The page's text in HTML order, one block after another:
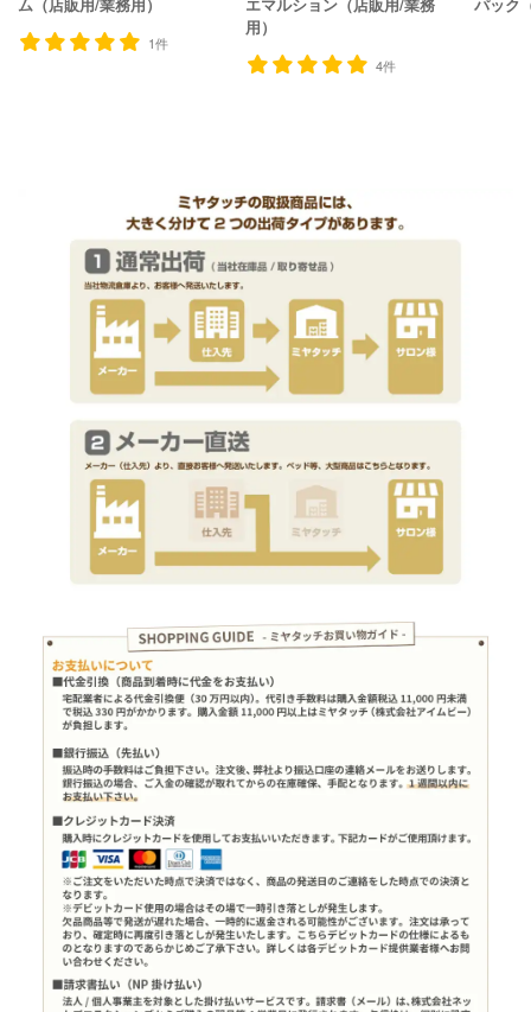
ム（店販用/業務用）
1件
エマルション（店販用/業務
用）
4件
パック